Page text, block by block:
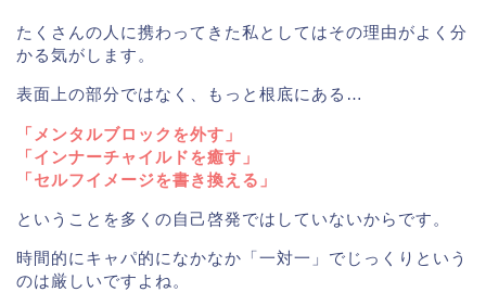
たくさんの人に携わってきた私としてはその理由がよく分
かる気がします。
表面上の部分ではなく、もっと根底にある…
「メンタルブロックを外す」
「インナーチャイルドを癒す」
「セルフイメージを書き換える」
ということを多くの自己啓発ではしていないからです。
時間的にキャパ的になかなか「一対一」でじっくりという
のは厳しいですよね。